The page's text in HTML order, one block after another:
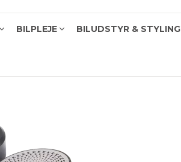
BILPLEJE BILUDSTYR & STYLING